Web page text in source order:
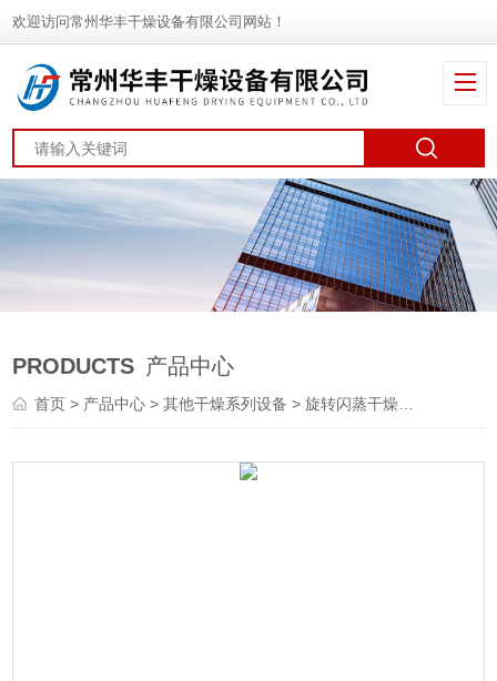
欢迎访问常州华丰干燥设备有限公司网站！
PRODUCTS 产品中心
首页> 产品中心 >其他干燥系列设备 >旋转闪蒸干燥机